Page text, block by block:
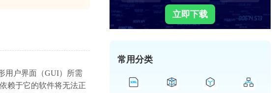
用户界面（GUI）所需
赖于它的软件将无法正
立即下载
常用分类